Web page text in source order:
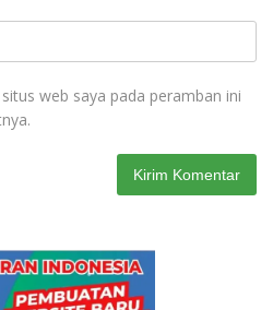
web saya pada peramban ini